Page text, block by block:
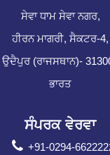
ਸੇਵਾ ਧਾਮ ਸੇਵਾ ਨਗਰ,
ਹੀਰਨ ਮਾਗਰੀ, ਸੈਕਟਰ-4,
ਉਦੈਪੁਰ (ਰਾਜਸਥਾਨ)-
ਭਾਰਤ
ਸੰਪਰਕ ਵੇਰਵਾ
+91-0294-